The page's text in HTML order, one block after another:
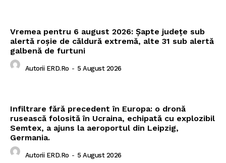
Vremea pentru 6 august 2026: Șapte județe sub
alertă roșie de căldură extremă, alte 31 sub alertă
galbenă de furtuni
Autorii ERD.ro - 5 August 2026
Infiltrare fără precedent în Europa: o dronă
rusească folosită în Ucraina, echipată cu explozibil
Semtex, a ajuns la aeroportul din Leipzig,
Germania.
Autorii ERD.ro - 5 August 2026